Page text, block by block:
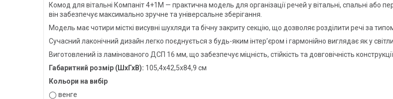
Комод для вітальні Компаніт 4+1М — практична модель для організації речей у вітальні, спальні або
він забезпечує максимально зручне та універсальне зберігання.
Модель має чотири місткі висувні шухляди та бічну закриту секцію, що дозволяє розділити речі за
Сучасний лаконічний дизайн легко поєднується з будь-яким інтер’єром і гармонійно виглядає як у
Виготовлений із ламінованого ДСП 16 мм, що забезпечує міцність, стійкість та довговічність конструкції.
Габаритний розмір (ШхГхВ): 105,4х42,5х84,9 см
Кольори на вибір
◯ венге